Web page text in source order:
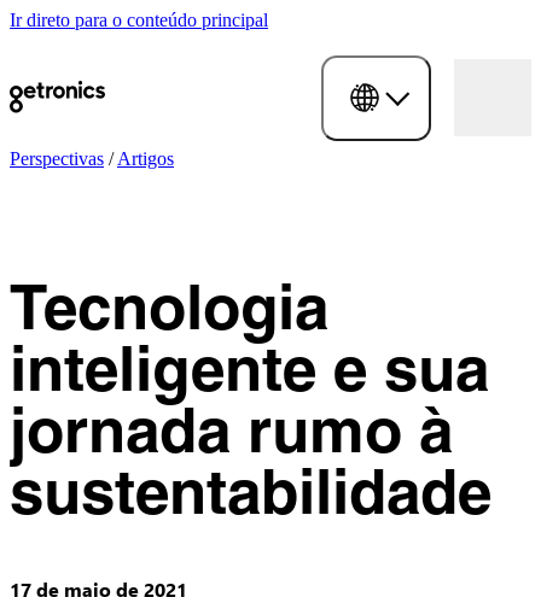
Ir direto para o conteúdo principal
Perspectivas /Artigos
Tecnologia
inteligente e sua
jornada rumo à
sustentabilidade
17 de maio de 2021